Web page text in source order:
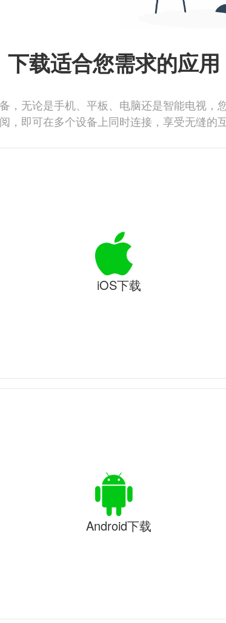
下载适合您需求的应用
，无论是手机、平板、电脑还是智能电视，
，即可在多个设备上同时连接，享受无缝的互
iOS下载
Android下载